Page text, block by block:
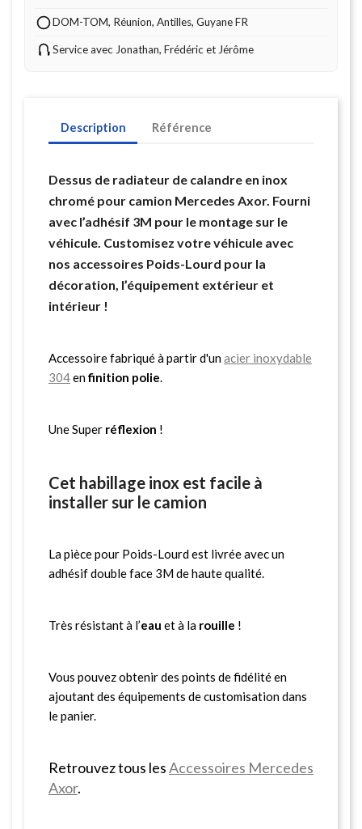
DOM-TOM, Réunion, Antilles, Guyane FR
Service avec Jonathan, Frédéric et Jérôme
Description Référence
Dessus de radiateur de calandre en inox
chromé pour camion Mercedes Axor. Fourni
avec l’adhésif 3M pour le montage sur le
véhicule. Customisez votre véhicule avec
nos accessoires Poids-Lourd pour la
décoration, l’équipement extérieur et
intérieur !
Accessoire fabriqué à partir d'unacier inoxydable
304enfinition polie.
Une Super réflexion !
Cet habillage inox est facile à
installer sur le camion
La pièce pour Poids-Lourd est livrée avec un
adhésif double face 3M de haute qualité.
Très résistant à l’eau et à la rouille !
Vous pouvez obtenir des points de fidélité en
ajoutant des équipements de customisation dans
le panier.
Retrouvez tous lesAccessoires Mercedes
Axor.